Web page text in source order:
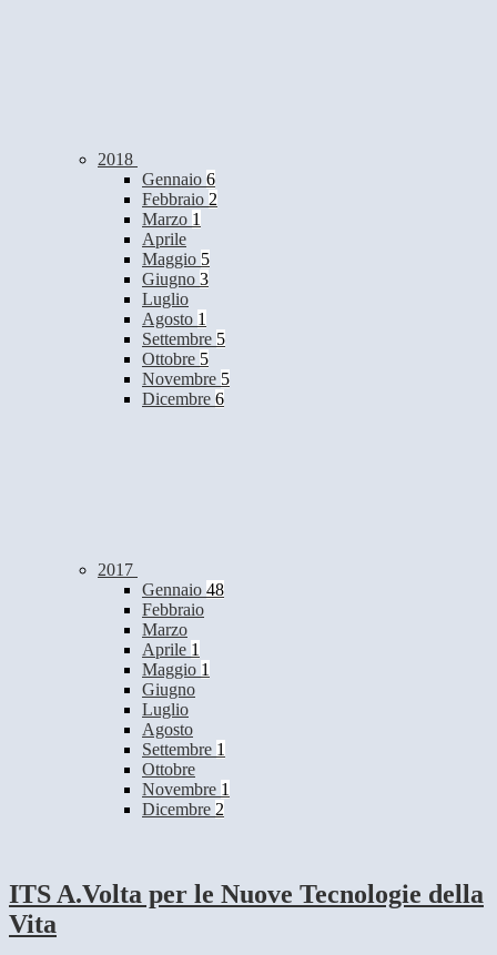
2018
Gennaio 6
Febbraio 2
Marzo 1
Aprile
Maggio 5
Giugno 3
Luglio
Agosto 1
Settembre 5
Ottobre 5
Novembre 5
Dicembre 6
2017
Gennaio 48
Febbraio
Marzo
Aprile 1
Maggio 1
Giugno
Luglio
Agosto
Settembre 1
Ottobre
Novembre 1
Dicembre 2
ITS A.Volta per le Nuove Tecnologie della
Vita